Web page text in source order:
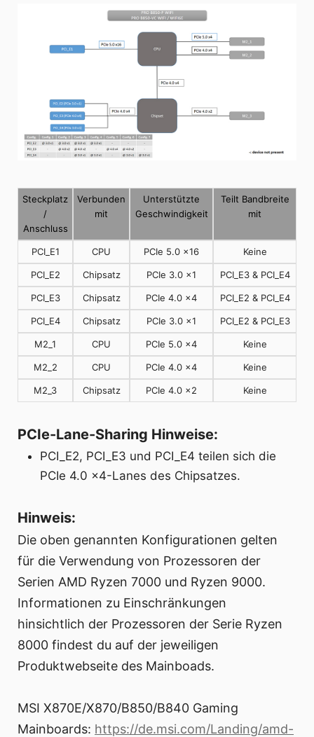
Steckplatz
/
Anschluss
Verbunden
mit
Unterstützte
Geschwindigkeit
Teilt Bandbreite
mit
PCI_E1 CPU PCIe 5.0 x16 Keine
PCI_E2 Chipsatz PCIe 3.0 x1 PCI_E3 & PCI_E4
PCI_E3 Chipsatz PCIe 4.0 x4 PCI_E2 & PCI_E4
PCI_E4 Chipsatz PCIe 3.0 x1 PCI_E2 & PCI_E3
M2_1 CPU PCIe 5.0 x4 Keine
M2_2 CPU PCIe 4.0 x4 Keine
M2_3 Chipsatz PCIe 4.0 x2 Keine
PCIe-Lane-Sharing Hinweise:
PCI_E2, PCI_E3 und PCI_E4 teilen sich die
PCIe 4.0 x4-Lanes des Chipsatzes.
Hinweis:
Die oben genannten Konfigurationen gelten
für die Verwendung von Prozessoren der
Serien AMD Ryzen 7000 und Ryzen 9000.
Informationen zu Einschränkungen
hinsichtlich der Prozessoren der Serie Ryzen
8000 findest du auf der jeweiligen
Produktwebseite des Mainboads.
MSI X870E/X870/B850/B840 Gaming
Mainboards: https://de.msi.com/Landing/amd-